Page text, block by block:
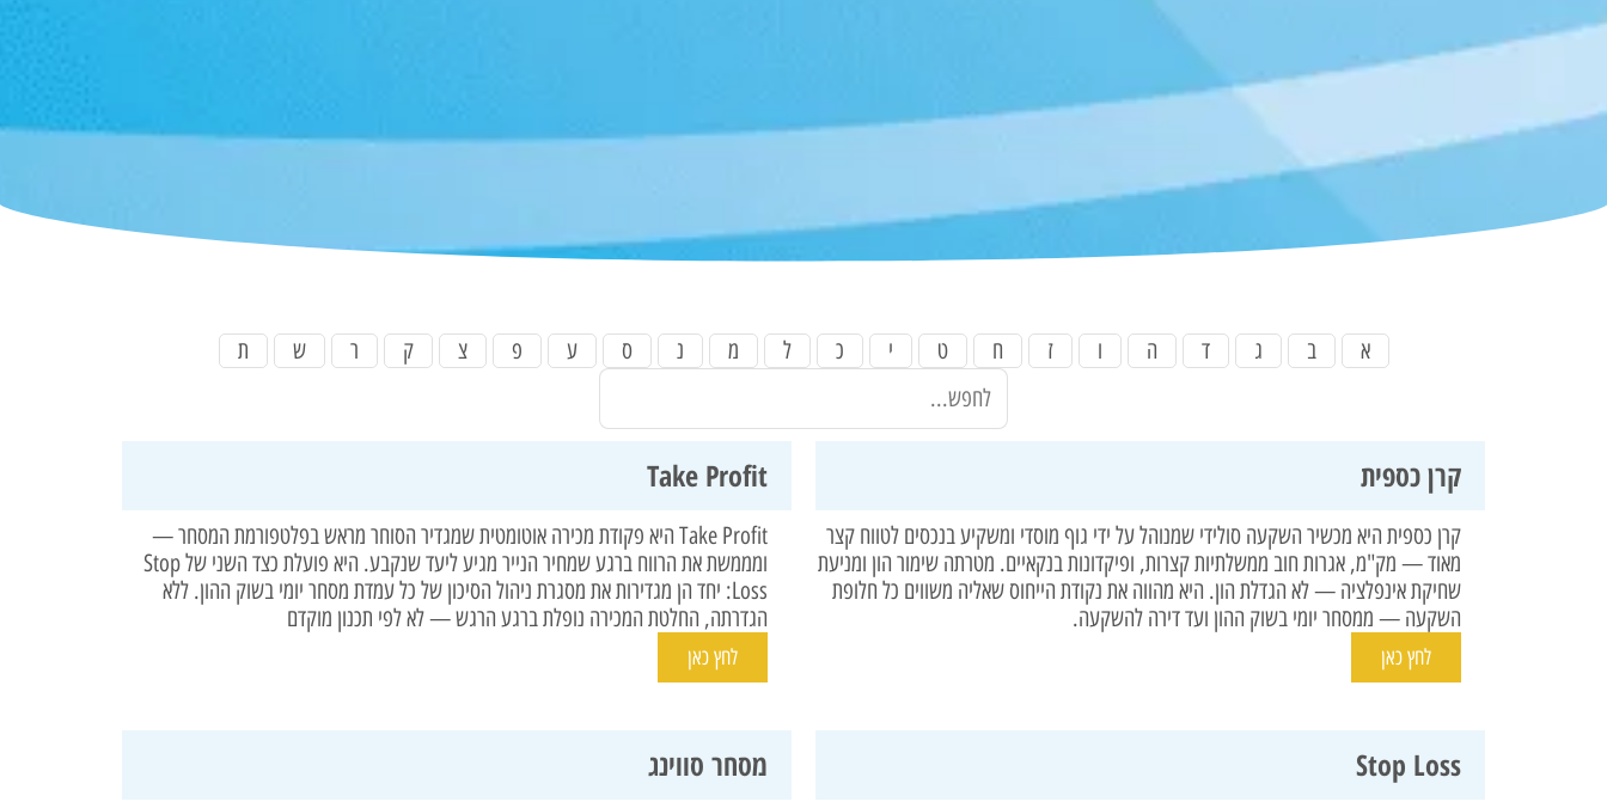
א ב ג ד ה ו ז ח ט י כ ל מ נ ס ע פ צ ק ר ש ת
קרן כספית
קרן כספית היא מכשיר השקעה סולידי שמנוהל על ידי גוף מוסדי ומשקיע בנכסים לטווח קצר
מאוד — מק"מ, אגרות חוב ממשלתיות קצרות, ופיקדונות בנקאיים. מטרתה שימור הון ומניעת
שחיקת אינפלציה — לא הגדלת הון. היא מהווה את נקודת הייחוס שאליה משווים כל חלופת
השקעה — ממסחר יומי בשוק ההון ועד דירה להשקעה.
לחץ כאן
Take Profit
Take Profit היא פקודת מכירה אוטומטית שמגדיר הסוחר מראש בפלטפורמת המסחר —
ומממשת את הרווח ברגע שמחיר הנייר מגיע ליעד שנקבע. היא פועלת כצד השני של Stop
Loss: יחד הן מגדירות את מסגרת ניהול הסיכון של כל עמדת מסחר יומי בשוק ההון. ללא
הגדרתה, החלטת המכירה נופלת ברגע הרגש — לא לפי תכנון מוקדם
לחץ כאן
Stop Loss מסחר סווינג